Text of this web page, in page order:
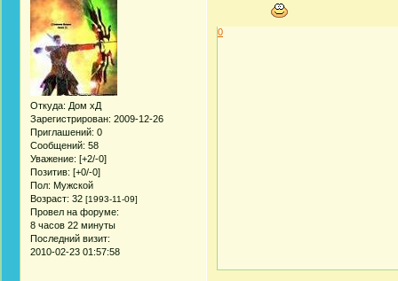
Откуда: Дом хД
Зарегистрирован: 2009-12-26
Приглашений: 0
Сообщений: 58
Уважение: [+2/-0]
Позитив: [+0/-0]
Пол: Мужской
Возраст: 32 [1993-11-09]
Провел на форуме:
8 часов 22 минуты
Последний визит:
2010-02-23 01:57:58
0